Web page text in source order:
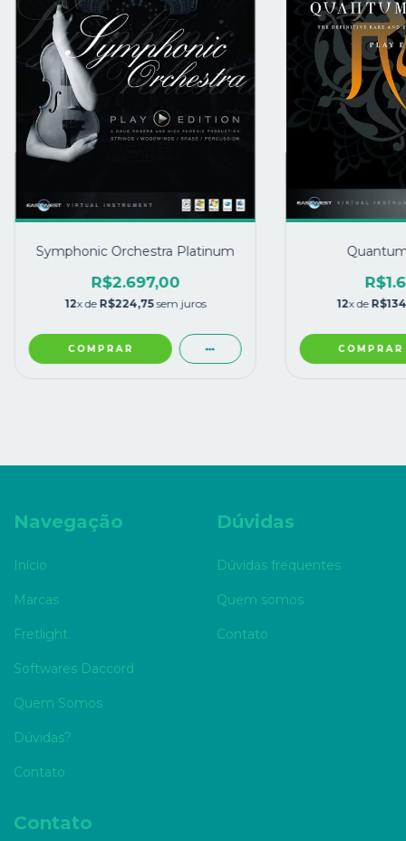
Symphonic Orchestra Platinum
R$2.697,00
12x de R$224,75sem juros
COMPRAR
12x de
COMPRAR
Navegação
Início
Marcas
Fretlight
Softwares Daccord
Quem Somos
Dúvidas?
Contato
Dúvidas
Dúvidas frequentes
Quem somos
Contato
Contato